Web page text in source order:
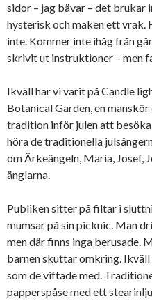
sidor – jag bävar – det brukar
hysterisk och maken ett vrak.
inte. Kommer inte ihåg från
skrivit ut instruktioner – men
Ikväll har vi varit på Candle
Botanical Garden, en
tradition inför julen att
höra de traditionella
om Ärkeängeln, Maria, Josef,
änglarna.
Publiken sitter på filtar i
mumsar på sin picknic. Man
men där finns inga berusade.
barnen skuttar omkring. Ikväll
som de viftade med.
papperspåse med ett